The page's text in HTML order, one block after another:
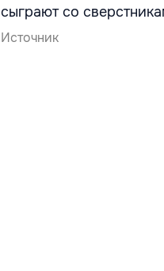
сыграют со
Источник